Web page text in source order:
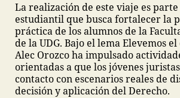
La realización de este viaje es
estudiantil que busca fortalecer la
práctica de los alumnos de la
de la UDG. Bajo el lema Elevemos
Alec Orozco ha impulsado
orientadas a que los jóvenes
contacto con escenarios reales de
decisión y aplicación del Derecho.